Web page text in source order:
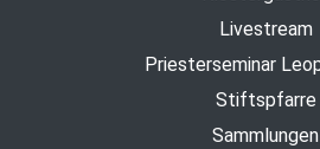
Livestream
Priesterseminar
Stiftspfarre
Sammlungen